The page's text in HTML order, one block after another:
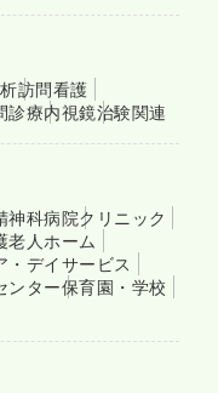
訪問看護
診療内視鏡治験関連
神科病院クリニック
老人ホーム
・デイサービス
ンター保育園・学校